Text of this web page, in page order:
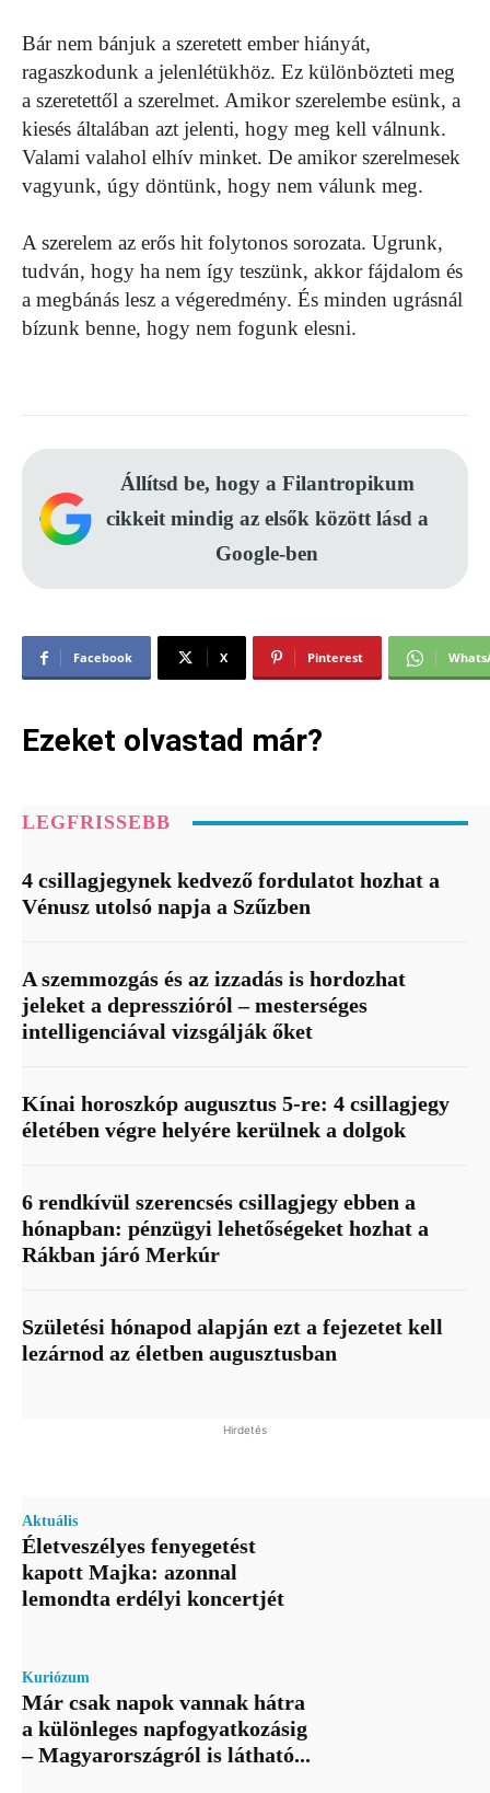
Bár nem bánjuk a szeretett ember hiányát,
ragaszkodunk a jelenlétükhöz. Ez különbözteti meg
a szeretettől a szerelmet. Amikor szerelembe esünk, a
kiesés általában azt jelenti, hogy meg kell válnunk.
Valami valahol elhív minket. De amikor szerelmesek
vagyunk, úgy döntünk, hogy nem válunk meg.
A szerelem az erős hit folytonos sorozata. Ugrunk,
tudván, hogy ha nem így teszünk, akkor fájdalom és
a megbánás lesz a végeredmény. És minden ugrásnál
bízunk benne, hogy nem fogunk elesni.
Állítsd be, hogy a Filantropikum
cikkeit mindig az elsők között lásd a
Google-ben
Facebook X Pinterest
Ezeket olvastad már?
LEGFRISSEBB
4 csillagjegynek kedvező fordulatot hozhat a
Vénusz utolsó napja a Szűzben
A szemmozgás és az izzadás is hordozhat
jeleket a depresszióról – mesterséges
intelligenciával vizsgálják őket
Kínai horoszkóp augusztus 5-re: 4 csillagjegy
életében végre helyére kerülnek a dolgok
6 rendkívül szerencsés csillagjegy ebben a
hónapban: pénzügyi lehetőségeket hozhat a
Rákban járó Merkúr
Születési hónapod alapján ezt a fejezetet kell
lezárnod az életben augusztusban
Hirdetés
Aktuális
Életveszélyes fenyegetést
kapott Majka: azonnal
lemondta erdélyi koncertjét
Kuriózum
Már csak napok vannak hátra
a különleges napfogyatkozásig
– Magyarországról is látható...